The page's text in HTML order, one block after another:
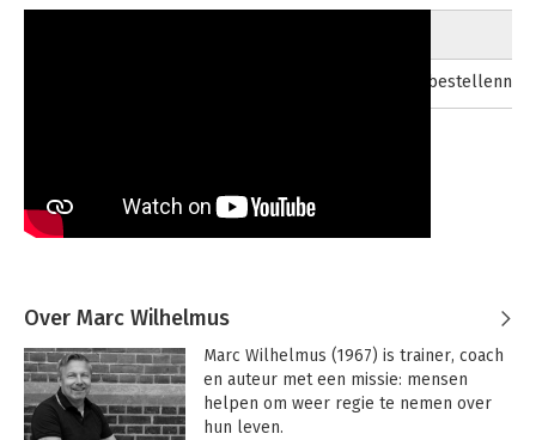
boekbestellennu
Over Marc Wilhelmus
Marc Wilhelmus (1967) is trainer, coach
en auteur met een missie: mensen
helpen om weer regie te nemen over
hun leven.